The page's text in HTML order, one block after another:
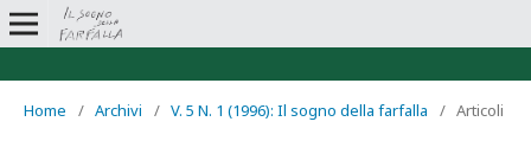
Home / Archivi / V. 5 N. 1 (1996): Il sogno della farfalla / Articoli